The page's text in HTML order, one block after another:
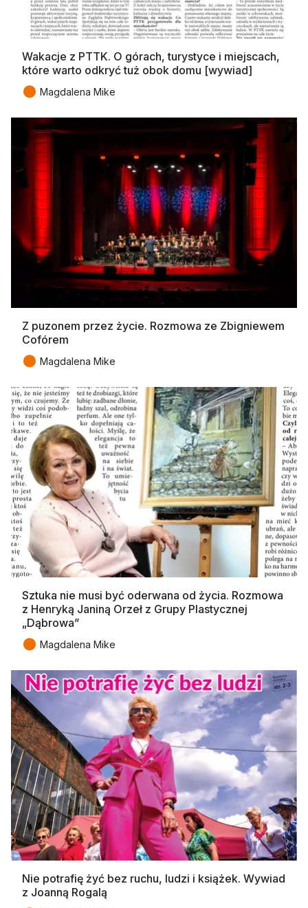
Wakacje z PTTK. O górach, turystyce i miejscach,
które warto odkryć tuż obok domu [wywiad]
● Magdalena Mike
Z puzonem przez życie. Rozmowa ze Zbigniewem
Cofórem
● Magdalena Mike
Sztuka nie musi być oderwana od życia. Rozmowa
z Henryką Janiną Orzeł z Grupy Plastycznej
„Dąbrowa”
● Magdalena Mike
Nie potrafię żyć bez ruchu, ludzi i książek. Wywiad
z Joanną Rogalą